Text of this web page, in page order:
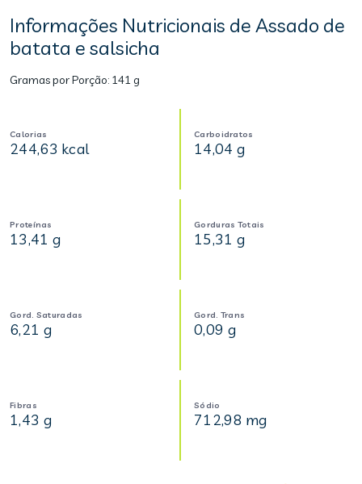
Informações Nutricionais de Assado de
batata e salsicha
Gramas por Porção: 141 g
Calorias
244,63 kcal
Carboidratos
14,04 g
Proteínas
13,41 g
Gorduras Totais
15,31 g
Gord. Saturadas
6,21 g
Gord. Trans
0,09 g
Fibras
1,43 g
Sódio
712,98 mg